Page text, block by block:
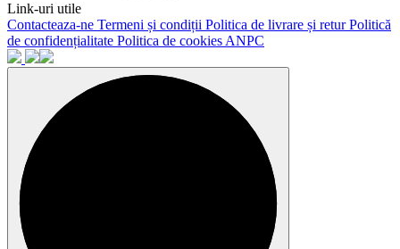
Link-uri utile
Contacteaza-ne Termeni și condiții Politica de livrare și returPolitică
de confidențialitate Politica de cookies ANPC